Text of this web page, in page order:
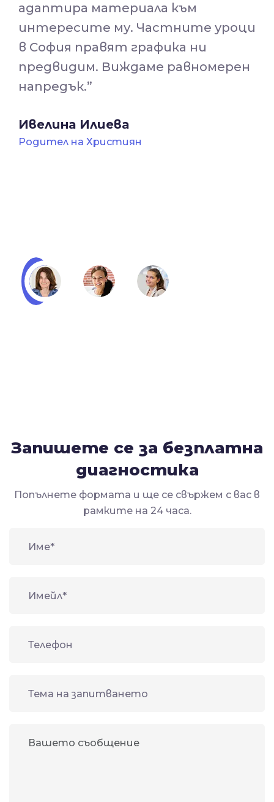
адаптира материала към
интересите му. Частните уроци
в София правят графика ни
предвидим. Виждаме равномерен
напредък.”
Ивелина Илиева
Родител на Християн
Запишете се за безплатна
диагностика
Попълнете формата и ще се свържем с вас в
рамките на 24 часа.